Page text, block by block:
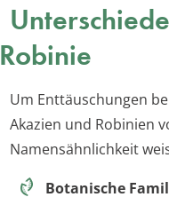
Robinie
Um Enttäuschungen
Akazien und Robinien
Namensähnlichkeit
Botanische